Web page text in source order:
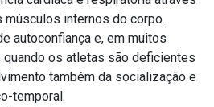
internos do corpo.
autoconfiança e, em muitos
os atletas são deficientes
também da socialização e
temporal.